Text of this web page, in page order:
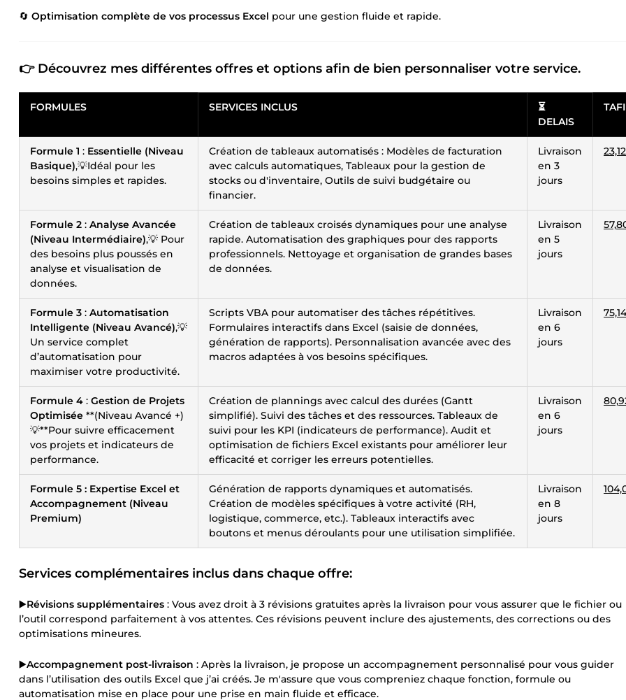
🔄 Optimisation complète de vos processus Excel pour une gestion fluide et rapide.
👉 Découvrez mes différentes offres et options afin de bien personnaliser votre service.
FORMULES SERVICES INCLUS
⏳
DELAIS
Formule 1 : Essentielle (Niveau
Basique),💡Idéal pour les
besoins simples et rapides.
Création de tableaux automatisés : Modèles de facturation
avec calculs automatiques, Tableaux pour la gestion de
stocks ou d'inventaire, Outils de suivi budgétaire ou
financier.
Livraison
en 3
jours
Formule 2 : Analyse Avancée
(Niveau Intermédiaire),💡 Pour
des besoins plus poussés en
analyse et visualisation de
données.
Création de tableaux croisés dynamiques pour une analyse
rapide. Automatisation des graphiques pour des rapports
professionnels. Nettoyage et organisation de grandes bases
de données.
Livraison
en 5
jours
Formule 3 : Automatisation
Intelligente (Niveau Avancé),💡
Un service complet
d’automatisation pour
maximiser votre productivité.
Scripts VBA pour automatiser des tâches répétitives.
Formulaires interactifs dans Excel (saisie de données,
génération de rapports). Personnalisation avancée avec des
macros adaptées à vos besoins spécifiques.
Livraison
en 6
jours
Formule 4 : Gestion de Projets
Optimisée **(Niveau Avancé +)
💡**Pour suivre efficacement
vos projets et indicateurs de
performance.
Création de plannings avec calcul des durées (Gantt
simplifié). Suivi des tâches et des ressources. Tableaux de
suivi pour les KPI (indicateurs de performance). Audit et
optimisation de fichiers Excel existants pour améliorer leur
efficacité et corriger les erreurs potentielles.
Livraison
en 6
jours
Formule 5 : Expertise Excel et
Accompagnement (Niveau
Premium)
Génération de rapports dynamiques et automatisés.
Création de modèles spécifiques à votre activité (RH,
logistique, commerce, etc.). Tableaux interactifs avec
boutons et menus déroulants pour une utilisation simplifiée.
Livraison
en 8
jours
Services complémentaires inclus dans chaque offre:
▶️Révisions supplémentaires : Vous avez droit à 3 révisions gratuites après la livraison pour vous assurer que le fichier ou
l’outil correspond parfaitement à vos attentes. Ces révisions peuvent inclure des ajustements, des corrections ou des
optimisations mineures.
▶️Accompagnement post-livraison : Après la livraison, je propose un accompagnement personnalisé pour vous guider
dans l’utilisation des outils Excel que j’ai créés. Je m'assure que vous compreniez chaque fonction, formule ou
automatisation mise en place pour une prise en main fluide et efficace.